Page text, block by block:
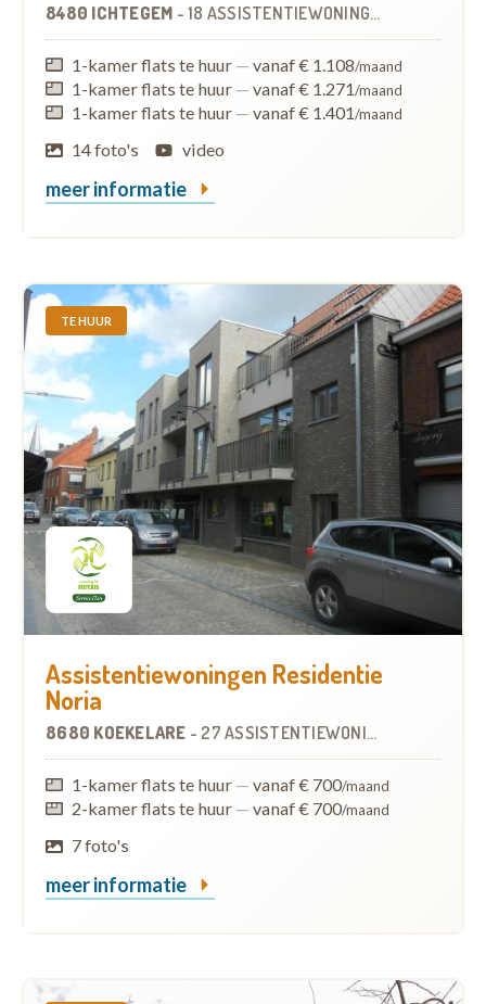
8480 ICHTEGEM - 18 ASSISTENTIEWONINGEN
1-kamer flats te huur — vanaf € 1.108/maand
1-kamer flats te huur — vanaf € 1.271/maand
1-kamer flats te huur — vanaf € 1.401/maand
14 foto's video
meer informatie
TE HUUR
Assistentiewoningen Residentie
Noria
8680 KOEKELARE - 27 ASSISTENTIEWONINGEN
1-kamer flats te huur — vanaf € 700/maand
2-kamer flats te huur — vanaf € 700/maand
7 foto's
meer informatie